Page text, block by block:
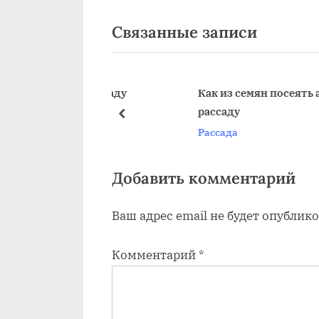
записям
д
ы
у
щ
з
п
с
Связанные записи
Как из семян посеять астру на
пред
Добавить комментарий
Ваш адрес email не будет
Комментарий*